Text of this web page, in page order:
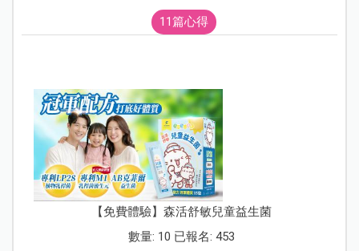
11篇心得
【免費體驗】森活舒敏兒童益生菌
數量: 10 已報名: 453